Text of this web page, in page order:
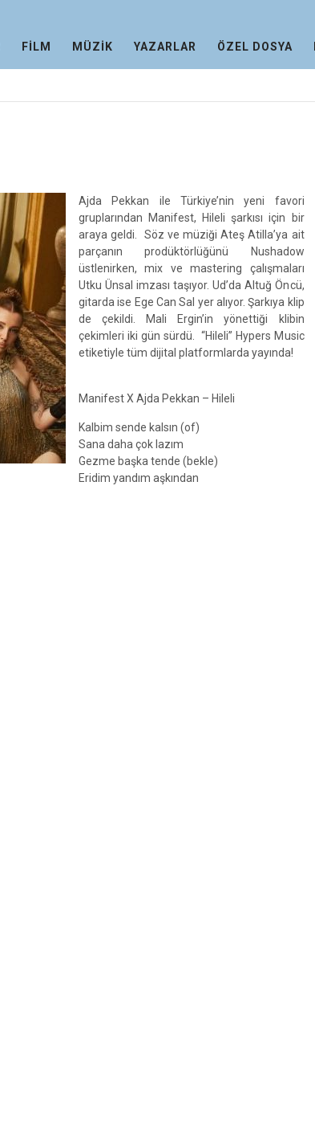
FİLM MÜZİK YAZARLAR ÖZEL DOSYA
Ajda Pekkan ile Türkiye’nin yeni favori
gruplarından Manifest, Hileli şarkısı için bir
araya geldi. Söz ve müziği Ateş Atilla’ya ait
parçanın prodüktörlüğünü Nushadow
üstlenirken, mix ve mastering çalışmaları
Utku Ünsal imzası taşıyor. Ud’da Altuğ Öncü,
gitarda ise Ege Can Sal yer alıyor. Şarkıya klip
de çekildi. Mali Ergin’in yönettiği klibin
çekimleri iki gün sürdü. “Hileli” Hypers Music
etiketiyle tüm dijital platformlarda yayında!
Manifest X Ajda Pekkan – Hileli
Kalbim sende kalsın (of)
Sana daha çok lazım
Gezme başka tende (bekle)
Eridim yandım aşkından